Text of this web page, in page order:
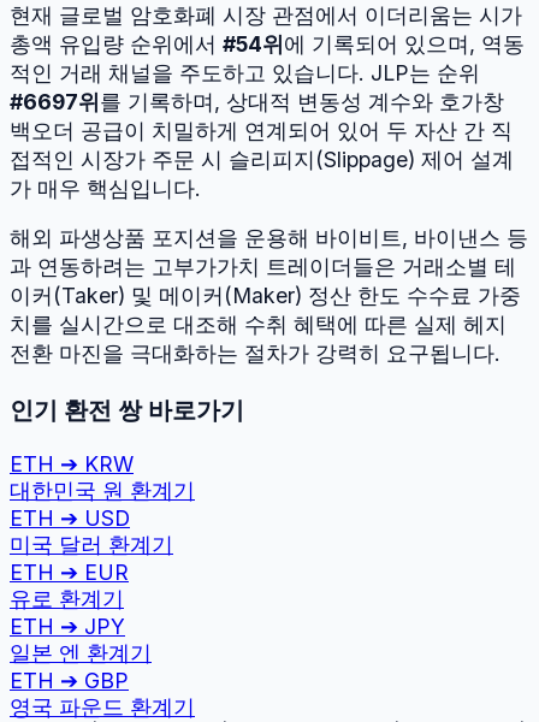
현재 글로벌 암호화폐 시장 관점에서 이더리움는 시가
총액 유입량 순위에서 #54위에 기록되어 있으며, 역동
적인 거래 채널을 주도하고 있습니다. JLP는 순위
#6697위를 기록하며, 상대적 변동성 계수와 호가창
백오더 공급이 치밀하게 연계되어 있어 두 자산 간 직
접적인 시장가 주문 시 슬리피지(Slippage) 제어 설계
가 매우 핵심입니다.
해외 파생상품 포지션을 운용해 바이비트, 바이낸스 등
과 연동하려는 고부가가치 트레이더들은 거래소별 테
이커(Taker) 및 메이커(Maker) 정산 한도 수수료 가중
치를 실시간으로 대조해 수취 혜택에 따른 실제 헤지
전환 마진을 극대화하는 절차가 강력히 요구됩니다.
인기 환전 쌍 바로가기
ETH ➔ KRW
대한민국 원 환계기
ETH ➔ USD
미국 달러 환계기
ETH ➔ EUR
유로 환계기
ETH ➔ JPY
일본 엔 환계기
ETH ➔ GBP
영국 파운드 환계기